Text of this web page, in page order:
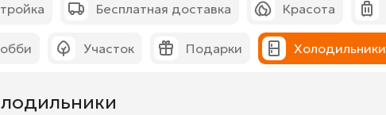
Бесплатная доставка Красота
Участок Подарки Холодильники